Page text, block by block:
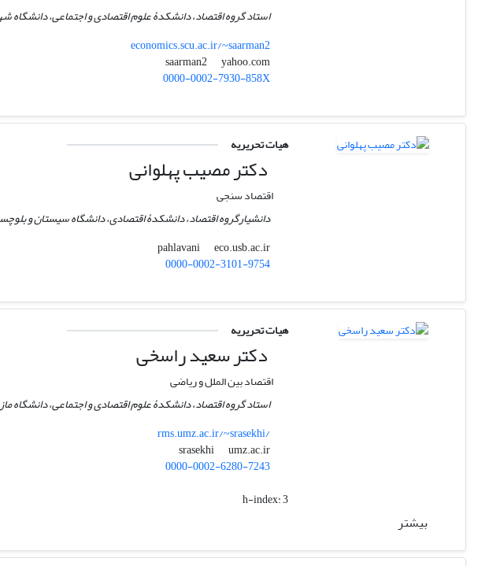
استاد گروه اقتصاد، دانشکدۀ علوم اقتصادی و اجتماعی، دانشگاه
economics.scu.ac.ir/~saarman2
saarman2
yahoo.com
0000-0002-7930-858X
هیات تحریریه
دکتر مصیب پهلوانی
اقتصاد سنجی
دانشیارگروه اقتصاد، دانشکدۀ اقتصادی، دانشگاه سیستان و
pahlavani
eco.usb.ac.ir
0000-0002-3101-9754
هیات تحریریه
دکتر سعید راسخی
اقتصاد بین الملل و ریاضی
استاد گروه اقتصاد، دانشکدۀ علوم اقتصادی و اجتماعی، دانشگاه
rms.umz.ac.ir/~srasekhi/
srasekhi
umz.ac.ir
0000-0002-6280-7243
h-index:3
بیشتر